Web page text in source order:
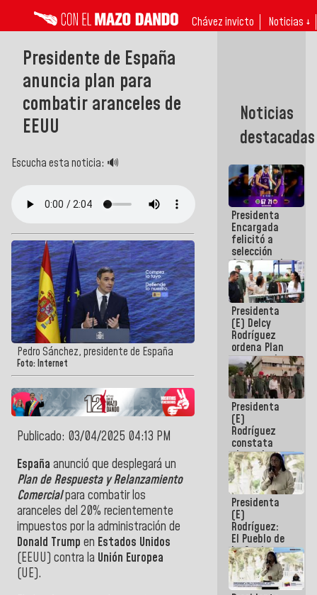
Chávez invicto Noticias ↓
Presidente de España
anuncia plan para
combatir aranceles de
EEUU
Escucha esta noticia: 🔊
Pedro Sánchez, presidente de España
Foto: Internet
Publicado: 03/04/2025 04:13 PM
España anunció que desplegará un
Plan de Respuesta y Relanzamiento
Comercialpara combatir los
aranceles del 20% recientemente
impuestos por la administración de
Donald Trump en Estados Unidos
(EEUU) contra la Unión Europea
(UE).
Noticias
destacadas
Presidenta
Encargada
felicitó a
selección
femenina de
baloncesto
por su
clasificación
a la
AmeriCup
2027
Presidenta
(E) Delcy
Rodríguez
ordena Plan
maestro de
desarrollo
logístico y
turístico
para La
Guaira
Presidenta
(E)
Rodríguez
constata
obras de
rehabilitación
de Escuela
Militar de
Mamo en La
Guaira
Presidenta
(E)
Rodríguez:
El Pueblo de
La Guaira
siempre
estará
acompañada